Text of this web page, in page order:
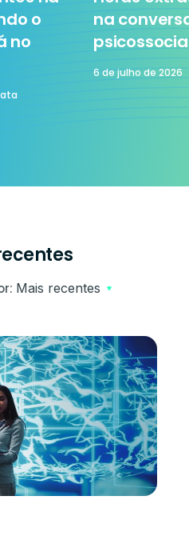
o
no
na
6 de julho de 2026
Mais recentes